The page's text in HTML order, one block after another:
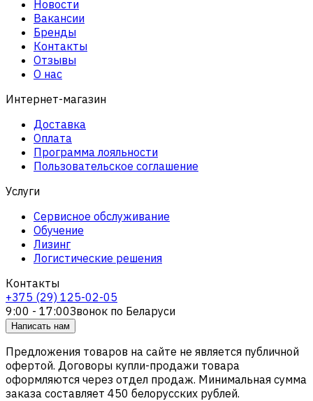
Новости
Вакансии
Бренды
Контакты
Отзывы
О нас
Интернет-магазин
Доставка
Оплата
Программа лояльности
Пользовательское соглашение
Услуги
Сервисное обслуживание
Обучение
Лизинг
Логистические решения
Контакты
+375 (29) 125-02-05
9:00 - 17:00Звонок по Беларуси
Написать нам
Предложения товаров на сайте не является публичной
офертой. Договоры купли-продажи товара
оформляются через отдел продаж. Минимальная сумма
заказа составляет 450 белорусских рублей.